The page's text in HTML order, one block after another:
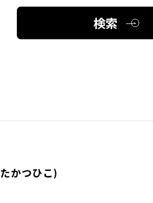
検索
かつひこ)